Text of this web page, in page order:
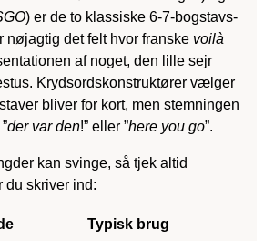
) er de to klassiske 6-7-bogstavs­
nøjagtig det felt hvor franske voilà
af noget, den lille sejr
Krydsordskonstruktører vælger
bliver for kort, men stemningen
der var den!” eller ”here you go”.
kan svinge, så tjek altid
skriver ind:
Typisk brug